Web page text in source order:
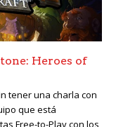
Heroes of
tener una charla con
que está